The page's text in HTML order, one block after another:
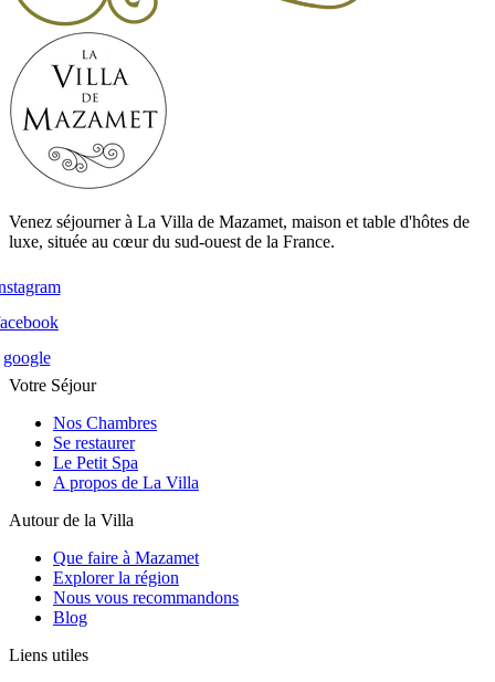
Venez séjourner à La Villa de Mazamet, maison et table d'hôtes de
luxe, située au cœur du sud-ouest de la France.
google
Votre Séjour
Nos Chambres
Se restaurer
Le Petit Spa
A propos de La Villa
Autour de la Villa
Que faire à Mazamet
Explorer la région
Nous vous recommandons
Blog
Liens utiles